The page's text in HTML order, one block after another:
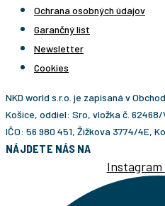
Ochrana osobných údajov
Garančný list
Newsletter
Cookies
NKD world s.r.o. je zapísaná v
Košice, oddiel: Sro, vložka č. 62468/
IČO: 56 980 451, Žižkova 3774/4E,
NÁJDETE NÁS NA
Instagram